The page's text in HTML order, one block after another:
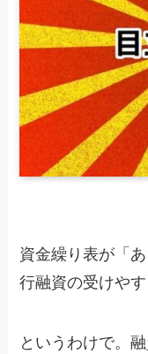
資金繰り表が「
行融資の受けや
というわけで。